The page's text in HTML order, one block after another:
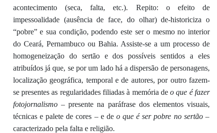
acontecimento (seca, falta, etc.). Repito: oefeito de
impessoalidade (ausência de face, doolhar)de-historiciza o
“pobre” e sua condição, podendo este ser o mesmo no interior
do Ceará, Pernambuco ou Bahia. Assiste-se a um processo de
homogeneização do sertão e dos possíveis sentidos a eles
atribuídos já que, se por um lado háa dispersão de personagens,
localização geográfica, temporal e de autores, por outro fazem-
se presentes as regularidades filiadas à memória deo que é fazer
fotojornalismo– presente na paráfrase dos elementos visuais,
técnicasepalete de cores – e de o que é ser pobre no sertão–
caracterizado pela falta e religião.